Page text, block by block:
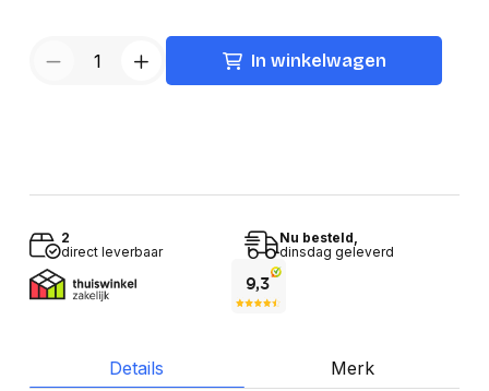
In winkelwagen
2
direct leverbaar
Nu besteld,
dinsdag geleverd
Details Merk